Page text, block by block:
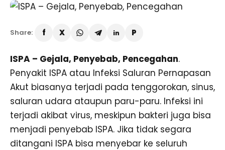
Share:
ISPA – Gejala, Penyebab, Pencegahan.
Penyakit ISPA atau Infeksi Saluran Pernapasan
Akut biasanya terjadi pada tenggorokan, sinus,
saluran udara ataupun paru-paru. Infeksi ini
terjadi akibat virus, meskipun bakteri juga bisa
menjadi penyebab ISPA. Jika tidak segara
ditangani ISPA bisa menyebar ke seluruh